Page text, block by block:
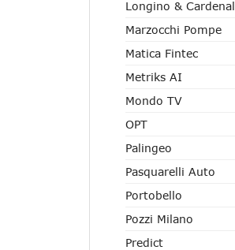
Longino & Cardenal
Marzocchi Pompe
Matica Fintec
Metriks AI
Mondo TV
OPT
Palingeo
Pasquarelli Auto
Portobello
Pozzi Milano
Predict